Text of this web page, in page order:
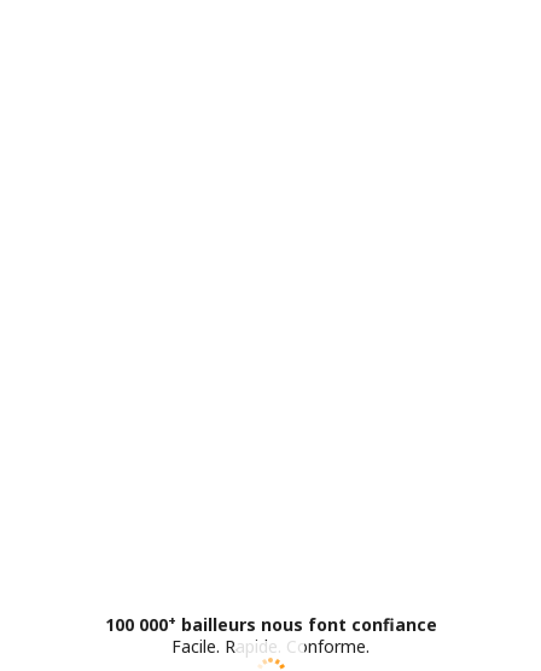
100 000+ bailleurs nous font confiance
Facile. Rapide. Conforme.